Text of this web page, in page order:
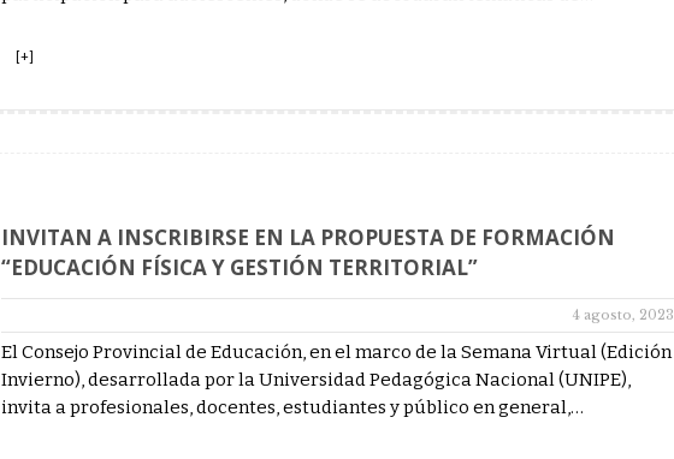
[+]
INVITAN A INSCRIBIRSE EN LA PROPUESTA DE FORMACIÓN
“EDUCACIÓN FÍSICA Y GESTIÓN TERRITORIAL”
4 agosto, 2023
El Consejo Provincial de Educación, en el marco de la Semana Virtual (Edición
Invierno), desarrollada por la Universidad Pedagógica Nacional (UNIPE),
invita a profesionales, docentes, estudiantes y público en general,…